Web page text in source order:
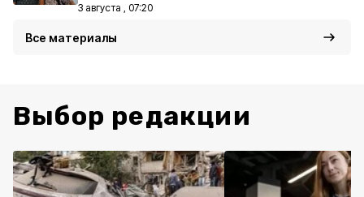
3 августа , 07:20
Все материалы
Выбор редакции